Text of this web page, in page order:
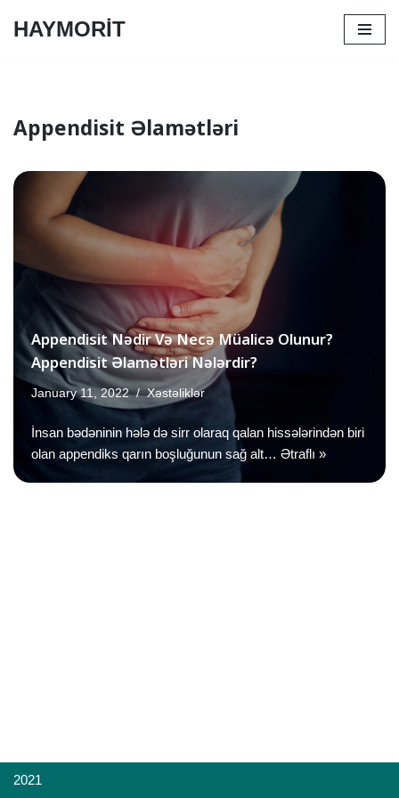
HAYMORİT
Appendisit Əlamətləri
Appendisit Nədir Və Necə Müalicə Olunur?
Appendisit Əlamətləri Nələrdir?
January 11, 2022 Xəstəliklər
İnsan bədəninin hələ də sirr olaraq qalan hissələrindən biri
olan appendiks qarın boşluğunun sağ alt… Ətraflı »
2021